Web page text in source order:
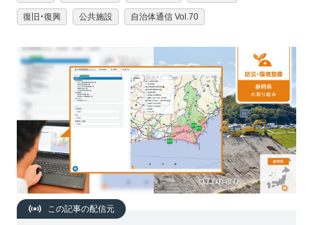
復旧・復興 公共施設 自治体通信 Vol.70
この記事の配信元